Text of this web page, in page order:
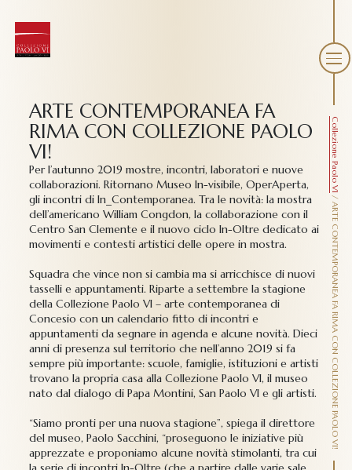
Collezione Paolo VI
/
ARTE CONTEMPORANEA FA RIMA CON COLLEZIONE PAOLO VI!
ARTE CONTEMPORANEA FA
RIMA CON COLLEZIONE PAOLO
VI!
Per l’autunno 2019 mostre, incontri, laboratori e nuove
collaborazioni. Ritornano Museo In-visibile, OperAperta,
gli incontri di In_Contemporanea. Tra le novità: la mostra
dell’americano William Congdon, la collaborazione con il
Centro San Clemente e il nuovo ciclo In-Oltre dedicato ai
movimenti e contesti artistici delle opere in mostra.
Squadra che vince non si cambia ma si arricchisce di nuovi
tasselli e appuntamenti. Riparte a settembre la stagione
della Collezione Paolo VI – arte contemporanea di
Concesio con un calendario fitto di incontri e
appuntamenti da segnare in agenda e alcune novità. Dieci
anni di presenza sul territorio che nell’anno 2019 si fa
sempre più importante: scuole, famiglie, istituzioni e artisti
trovano la propria casa alla Collezione Paolo VI, il museo
nato dal dialogo di Papa Montini, San Paolo VI e gli artisti.
“Siamo pronti per una nuova stagione”, spiega il direttore
del museo, Paolo Sacchini, “proseguono le iniziative più
apprezzate e proponiamo alcune novità stimolanti, tra cui